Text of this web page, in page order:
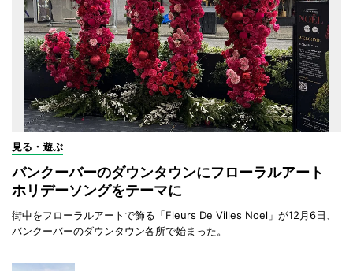
見る・遊ぶ
バンクーバーのダウンタウンにフローラルアート
ホリデーソングをテーマに
街中をフローラルアートで飾る「Fleurs De Villes Noel」が12月6日、
バンクーバーのダウンタウン各所で始まった。